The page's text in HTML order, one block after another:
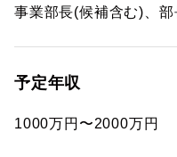
事業部長(候補含む)、
予定年収
1000万円〜2000万円